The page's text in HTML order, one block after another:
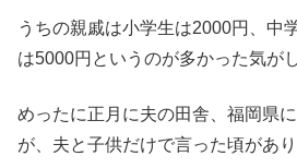
うちの親戚は小学生は2000円、中
は5000円というのが多かった気が
めったに正月に夫の田舎、福岡県
が、夫と子供だけで言った頃があり